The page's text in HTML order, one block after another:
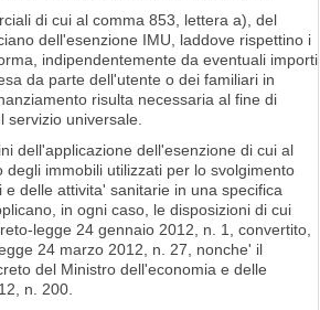
di cui al comma 853, lettera a), del
dell'esenzione IMU, laddove rispettino i
indipendentemente da eventuali importi
da parte dell'utente o dei familiari in
risulta necessaria al fine di
universale.
dell'applicazione dell'esenzione di cui al
immobili utilizzati per lo svolgimento
delle attivita' sanitarie in una specifica
in ogni caso, le disposizioni di cui
legge 24 gennaio 2012, n. 1, convertito,
24 marzo 2012, n. 27, nonche' il
del Ministro dell'economia e delle
n. 200.